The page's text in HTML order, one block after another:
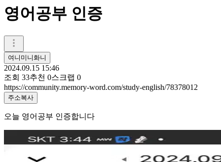
영어공부 인증
여니미니화니
2024.09.15 15:46
조회 33추천 0스크랩 0
https://community.memory-word.com/study-english/78378012
주소복사
오늘 영어공부 인증합니다